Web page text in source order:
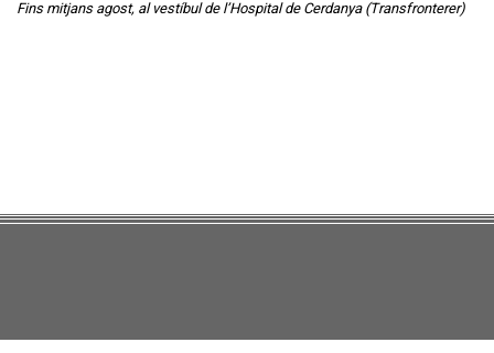
Fins mitjans agost, al vestíbul de l’Hospital de Cerdanya (Transfronterer)